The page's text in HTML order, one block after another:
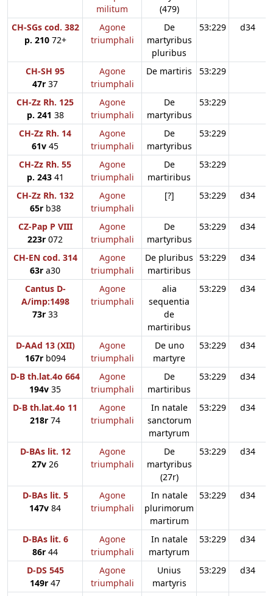
militum
(479)
CH-SGs cod. 382
p. 21072+
Agone
triumphali
De
martyribus
pluribus
53:229 d34
CH-SH 95
47r 37
Agone
triumphali
De martiris 53:229
CH-Zz Rh. 125
p. 241 38
Agone
triumphali
De
martyribus
53:229
CH-Zz Rh. 14
61v 45
Agone
triumphali
De
martyribus
53:229
CH-Zz Rh. 55
p. 24341
Agone
triumphali
De
martiribus
53:229
CH-Zz Rh. 132
65rb38
Agone
triumphali
[?] 53:229 d34
CZ-Pap P VIII
223r 072
Agone
triumphali
De
martyribus
53:229 d34
CH-EN cod. 314
63r a30
Agone
triumphali
De pluribus
martiribus
53:229 d34
Cantus D-
A/imp:1498
73r 33
Agone
triumphali
alia
sequentia
de
martiribus
53:229 d34
D-AAd 13 (XII)
167rb094
Agone
triumphali
De uno
martyre
53:229 d34
D-B th.lat.4o 664
194v 35
Agone
triumphali
De
martiribus
53:229 d34
D-B th.lat.4o 11
218r 74
Agone
triumphali
In natale
sanctorum
martyrum
53:229 d34
D-BAs lit. 12
27v 26
Agone
triumphali
De
martyribus
(27r)
53:229 d34
D-BAs lit. 5
147v 84
Agone
triumphali
In natale
plurimorum
martirum
53:229 d34
D-BAs lit. 6
86r 44
Agone
triumphali
In natale
martyrum
53:229 d34
D-DS 545
149r 47
Agone
triumphali
Unius
martyris
53:229 d34